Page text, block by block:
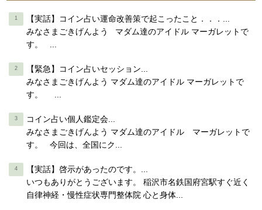
【実話】コイン占い運命改善策で起こったこと．．．...
みなさまごきげんよう マダム達のアイドル マーガレットで
す。 ...
【緊急】コイン占いセッション...
みなさまごきげんよう マダム達のアイドル マーガレットで
す。 ...
コイン占い個人鑑定会...
みなさまごきげんよう マダム達のアイドル マーガレットで
す。 今回は、全国にク...
【実話】啓示があったのです。...
いつもありがとうございます。 稲沢市名鉄国府宮駅すぐ近く
自律神経・慢性症状専門整体院 心と身体...